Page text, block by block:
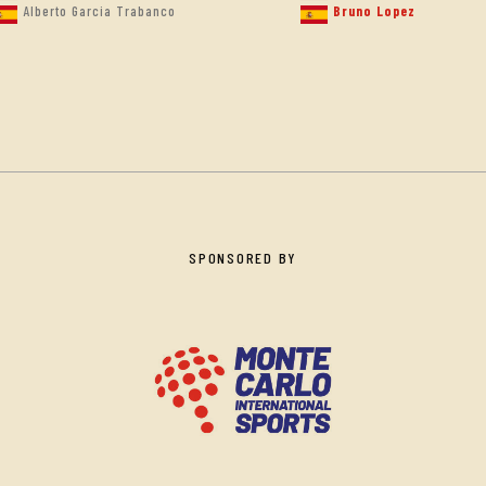
Alberto Garcia Trabanco
Bruno Lopez
SPONSORED BY